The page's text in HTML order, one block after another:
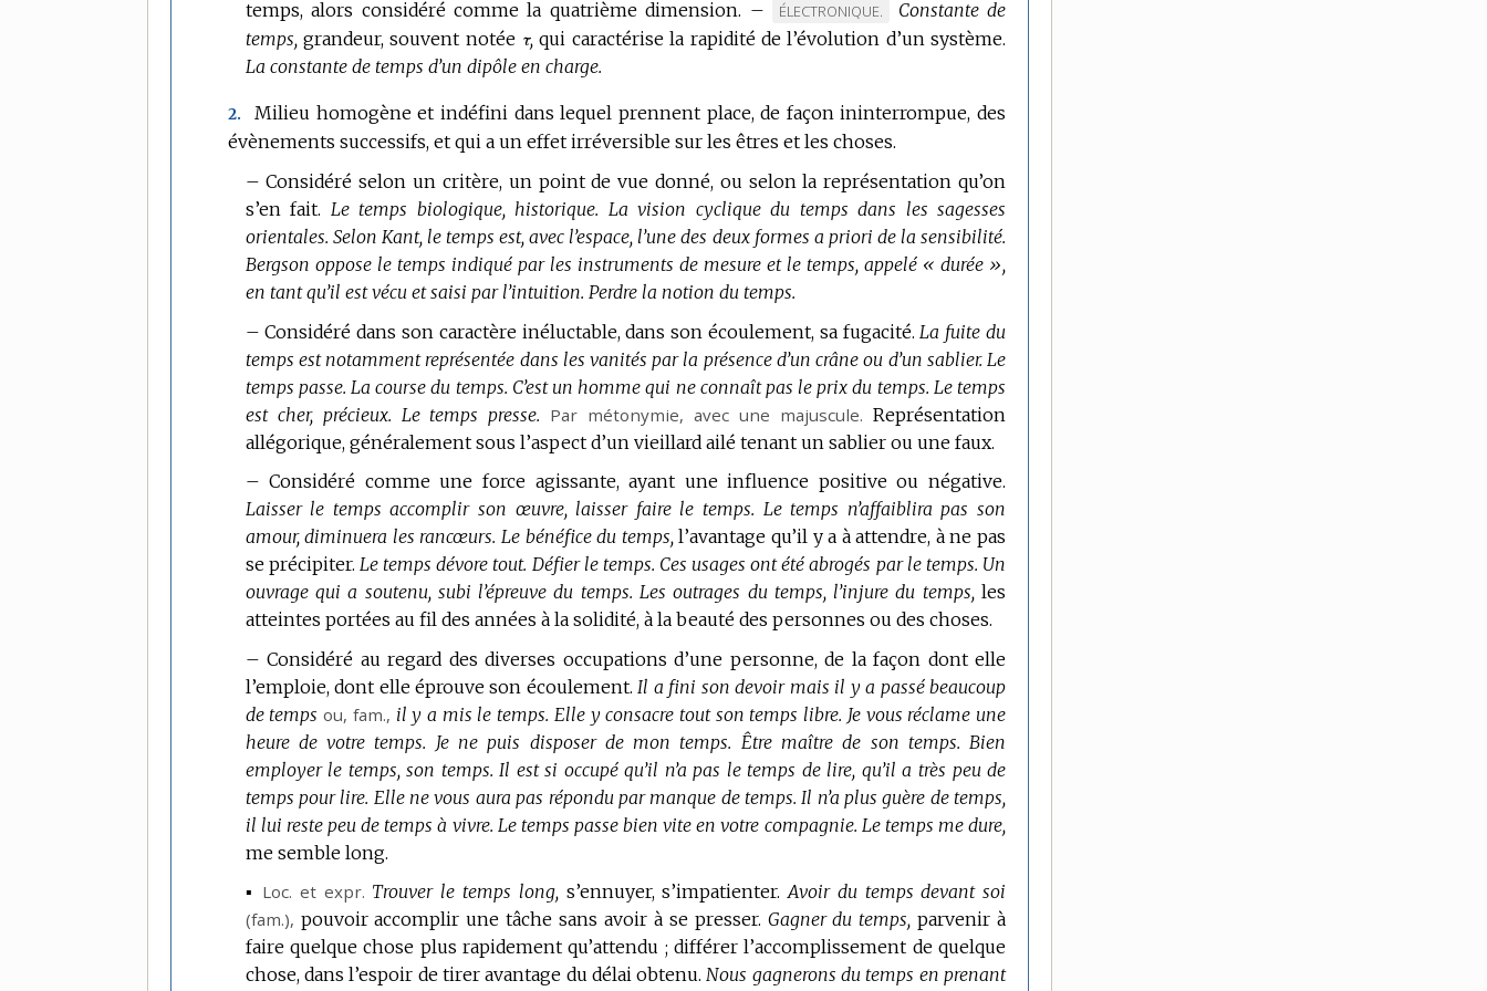
DOMAINE
:
temps, alors considéré comme la quatrième dimension. –
MARQUE
DE
ÉLECTRONIQUE.
Constante de
temps, grandeur, souvent notée τ, qui caractérise la rapidité de l’évolution d’un système.
La constante de temps d’un dipôle en charge.
2.
Milieu homogène et indéfini dans lequel prennent place, de façon ininterrompue, des
évènements successifs, et qui a un effet irréversible sur les êtres et les choses.
–Considéré selon un critère, un point de vue donné, ou selon la représentation qu’on
s’en fait. Le temps biologique, historique. La vision cyclique du temps dans les sagesses
orientales. Selon Kant, le temps est, avec l’espace, l’une des deux formes a priori de la sensibilité.
Bergson oppose le temps indiqué par les instruments de mesure et le temps, appelé « durée »,
en tant qu’il est vécu et saisi par l’intuition. Perdre la notion du temps.
–Considéré dans son caractère inéluctable, dans son écoulement, sa fugacité. La fuite du
temps est notamment représentée dans les vanités par la présence d’un crâne ou d’un sablier. Le
temps passe. La course du temps. C’est un homme qui ne connaît pas le prix du temps. Le temps
est cher, précieux. Le temps presse. Par métonymie, avec une majuscule. Représentation
allégorique, généralement sous l’aspect d’un vieillard ailé tenant un sablier ou une faux.
–Considéré comme une force agissante, ayant une influence positive ou négative.
Laisser le temps accomplir son œuvre, laisser faire le temps. Le temps n’affaiblira pas son
amour, diminuera les rancœurs. Le bénéfice du temps, l’avantage qu’il y a à attendre, à ne pas
se précipiter. Le temps dévore tout. Défier le temps. Ces usages ont été abrogés par le temps. Un
ouvrage qui a soutenu, subi l’épreuve du temps. Les outrages du temps, l’injure du temps, les
atteintes portées au fil des années à la solidité, à la beauté des personnes ou des choses.
–Considéré au regard des diverses occupations d’une personne, de la façon dont elle
l’emploie, dont elle éprouve son écoulement. Il a fini son devoir mais il y a passé beaucoup
de temps ou, fam., il y a mis le temps. Elle y consacre tout son temps libre. Je vous réclame une
heure de votre temps. Je ne puis disposer de mon temps. Être maître de son temps. Bien
employer le temps, son temps. Il est si occupé qu’il n’a pas le temps de lire, qu’il a très peu de
temps pour lire. Elle ne vous aura pas répondu par manque de temps. Il n’a plus guère de temps,
il lui reste peu de temps à vivre. Le temps passe bien vite en votre compagnie. Le temps me dure,
me semble long.
▪ Loc. et expr. Trouver le temps long, s’ennuyer, s’impatienter. Avoir du temps devant soi
(fam.), pouvoir accomplir une tâche sans avoir à se presser. Gagner du temps, parvenir à
faire quelque chose plus rapidement qu’attendu ; différer l’accomplissement de quelque
chose, dans l’espoir de tirer avantage du délai obtenu. Nous gagnerons du temps en prenant